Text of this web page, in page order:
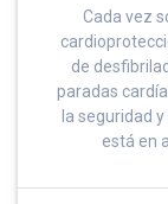
Cada vez
de
paradas
la seguridad
está en